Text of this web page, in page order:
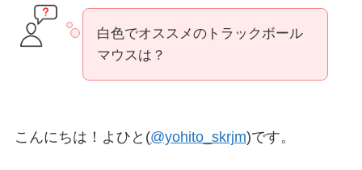
白色でオススメのトラックボール
マウスは？
こんにちは！よひと(@yohito_skrjm)です。